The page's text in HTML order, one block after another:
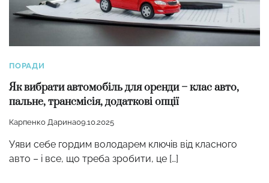
ПОРАДИ
Як вибрати автомобіль для оренди – клас авто,
пальне, трансмісія, додаткові опції
Карпенко Дарина09.10.2025
Уяви себе гордим володарем ключів від класного
авто – і все, що треба зробити, це […]